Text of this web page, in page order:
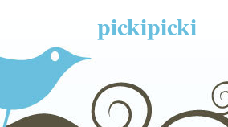
pickipicki